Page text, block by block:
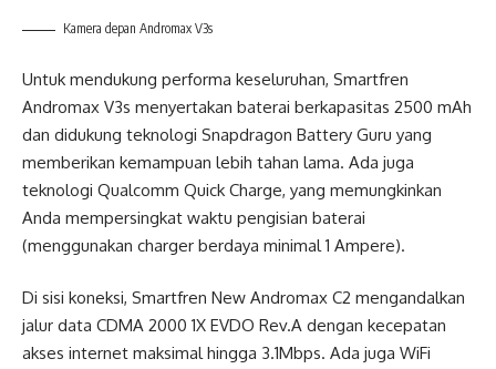
Kamera depan Andromax V3s
Untuk mendukung performa keseluruhan, Smartfren
Andromax V3s menyertakan baterai berkapasitas 2500 mAh
dan didukung teknologi Snapdragon Battery Guru yang
memberikan kemampuan lebih tahan lama. Ada juga
teknologi Qualcomm Quick Charge, yang memungkinkan
Anda mempersingkat waktu pengisian baterai
(menggunakan charger berdaya minimal 1 Ampere).
Di sisi koneksi, Smartfren New Andromax C2 mengandalkan
jalur data CDMA 2000 1X EVDO Rev.A dengan kecepatan
akses internet maksimal hingga 3.1Mbps. Ada juga WiFi